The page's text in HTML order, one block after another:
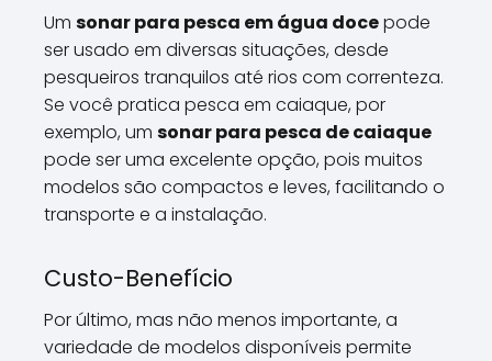
Um sonar para pesca em água docepode
ser usado em diversas situações, desde
pesqueiros tranquilos até rios com correnteza.
Se você pratica pesca em caiaque, por
exemplo, um sonar para pesca de caiaque
pode ser uma excelente opção, pois muitos
modelos são compactos e leves, facilitando o
transporte e a instalação.
Custo-Benefício
Por último, mas não menos importante, a
variedade de modelos disponíveis permite